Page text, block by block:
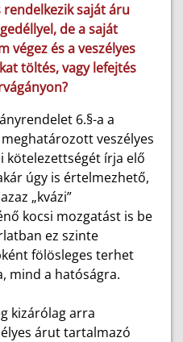
saját áru
de a saját
végez és a veszélyes
töltés, vagy lefejtés
6.§-a a
veszélyes
kötelezettségét írja elő
úgy is értelmezhető,
„kvázi”
kocsi mozgatást is be
ez szinte
fölösleges terhet
mind a hatóságra.
kizárólag arra
árut tartalmazó